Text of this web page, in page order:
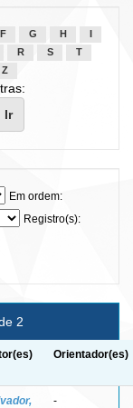
F G H
R S
T
Z
Em ordem:
Registro(s):
2
Orientador(es)
-